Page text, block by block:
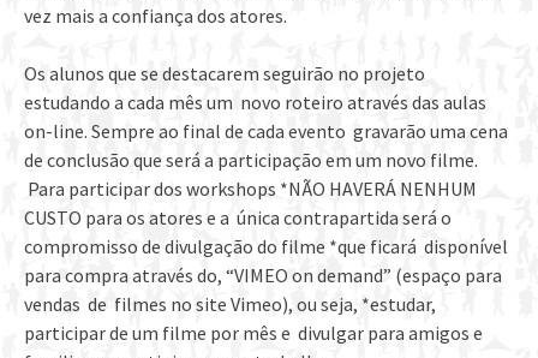
vez mais a confiança dos atores.
Os alunos que se destacarem seguirão no projeto
estudando a cada mês um novo roteiro através das aulas
on-line. Sempre ao final de cada evento gravarão uma cena
de conclusão que será a participação em um novo filme.
Para participar dos workshops *NÃO HAVERÁ NENHUM
CUSTO para os atores e a única contrapartida será o
compromisso de divulgação do filme *que ficará disponível
para compra através do, “VIMEO on demand” (espaço para
vendas de filmes no site Vimeo), ou seja, *estudar,
participar de um filme por mês e divulgar para amigos e